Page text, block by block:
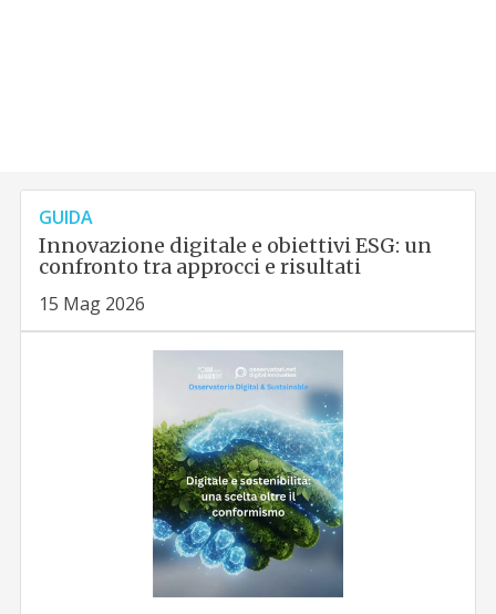
GUIDA
Innovazione digitale e obiettivi ESG: un
confronto tra approcci e risultati
15 Mag 2026